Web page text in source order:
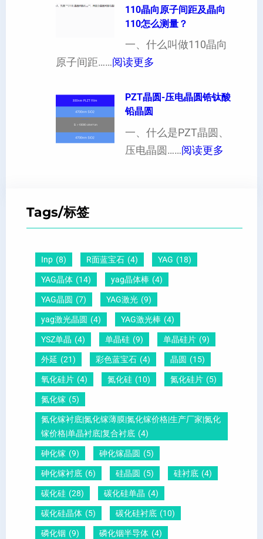
以
定
超
薄
硅
）
度
响
晶
硅
片
白
或
者
因
？
给
你
说
明
110晶向原子间距及晶向
110怎么测量？
一、什么叫做110晶向
原子间距……阅读更多
1
晶
向
晶
向
1
1
0
怎
？
PZT晶圆-压电晶圆锆钛酸
铅晶圆
一、什么是PZT晶圆、
压电晶圆……阅读更多
晶
Tags/标签
Inp (8) R面蓝宝石 (4) YAG (18)
YAG晶体 (14) yag晶体棒 (4)
YAG晶圆 (7) YAG激光 (9)
yag激光晶圆 (4) YAG激光棒 (4)
YSZ单晶 (4) 单晶硅 (9) 单晶硅片 (9)
外延 (21) 彩色蓝宝石 (4) 晶圆 (15)
氧化硅片 (4) 氮化硅 (10) 氮化硅片 (5)
氮化镓 (5)
氮化镓衬底|氮化镓薄膜|氮化镓价格|生产厂家|氮化
镓价格|单晶衬底|复合衬底 (4)
砷化镓 (9) 砷化镓晶圆 (5)
砷化镓衬底 (6) 硅晶圆 (5) 硅衬底 (4)
碳化硅 (28) 碳化硅单晶 (4)
碳化硅晶体 (5) 碳化硅衬底 (10)
磷化铟 (9) 磷化铟半导体 (4)